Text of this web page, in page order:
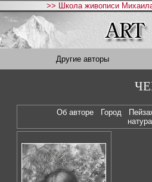
>> Школа живописи
Другие авторы
Об авторе Город